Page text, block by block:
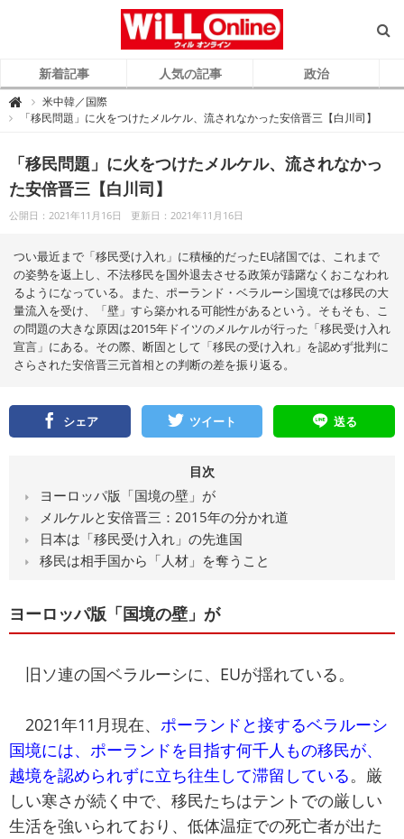
新着記事 人気の記事 政治

L
n
n
e
（
ウ
オ
ン
ラ
イ
ン
）
米中韓／国際
「移民問題」に火をつけたメルケル、流されなかった安倍晋三【白川司】
「移民問題」に火をつけたメルケル、流されなかっ
た安倍晋三【白川司】
公開日：2021年11月16日 更新日：2021年11月16日
つい最近まで「移民受け入れ」に積極的だったEU諸国では、これまで
の姿勢を返上し、不法移民を国外退去させる政策が躊躇なくおこなわれ
るようになっている。また、ポーランド・ベラルーシ国境では移民の大
量流入を受け、「壁」すら築かれる可能性があるという。そもそも、こ
の問題の大きな原因は2015年ドイツのメルケルが行った「移民受け入れ
宣言」にある。その際、断固として「移民の受け入れ」を認めず批判に
さらされた安倍晋三元首相との判断の差を振り返る。
シェア ツイート 送る
目次
ヨーロッパ版「国境の壁」が
メルケルと安倍晋三：2015年の分かれ道
日本は「移民受け入れ」の先進国
移民は相手国から「人材」を奪うこと
ヨーロッパ版「国境の壁」が
旧ソ連の国ベラルーシに、EUが揺れている。
2021年11月現在、 ポーランドと接するベラルーシ
国境には、ポーランドを目指す何千人もの移民が、
越境を認められずに立ち往生して滞留している。厳
しい寒さが続く中で、移民たちはテントでの厳しい
生活を強いられており、低体温症での死亡者が出た